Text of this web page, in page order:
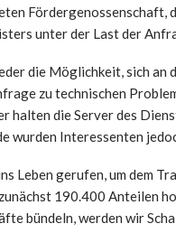
Fördergenossenschaft,
unter der Last der
die Möglichkeit, sich an
zu technischen
halten die Server des
wurden Interessenten
Leben gerufen, um dem
190.400 Anteilen
bündeln, werden wir